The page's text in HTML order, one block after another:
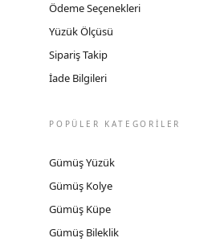
Ödeme Seçenekleri
Yüzük Ölçüsü
Sipariş Takip
İade Bilgileri
POPÜLER KATEGORİLER
Gümüş Yüzük
Gümüş Kolye
Gümüş Küpe
Gümüş Bileklik